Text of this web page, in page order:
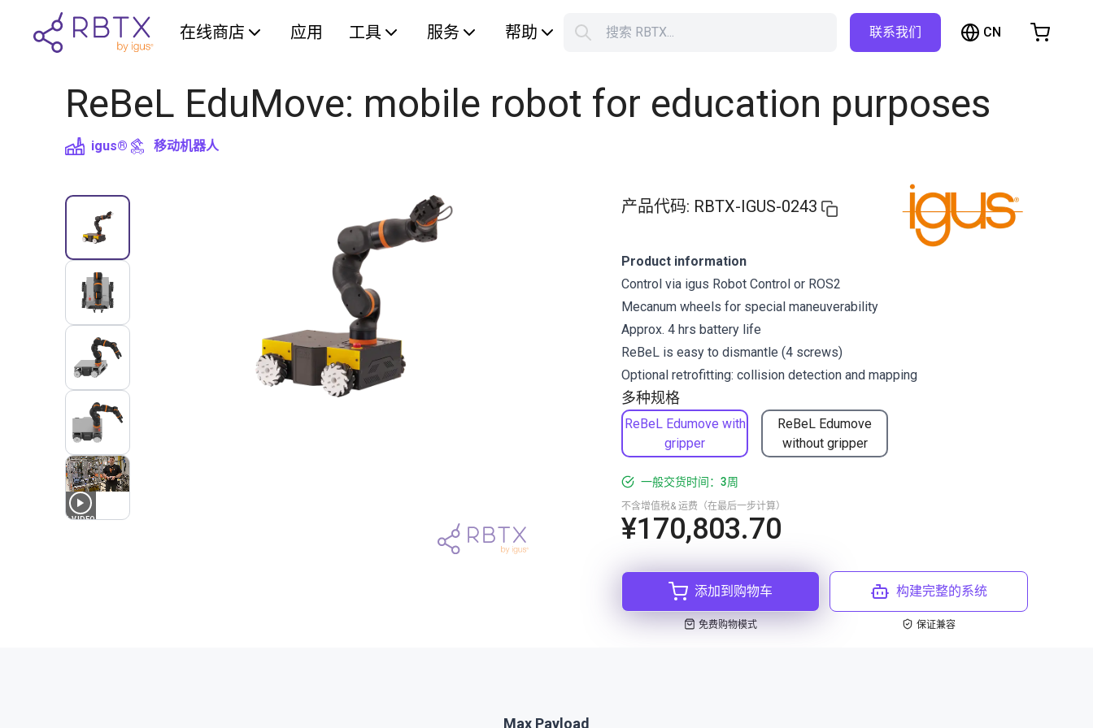
在线商店 应用 工具 服务 帮助 搜索 RBTX... 联系我们 CN
ReBeL EduMove: mobile robot for education purposes
igus® 移动机器人
1 VIDEO
产品代码: RBTX-IGUS-0243
多种规格
ReBeL Edumove with
gripper
ReBeL Edumove
without gripper
Product information
Control via igus Robot Control or ROS2
Mecanum wheels for special maneuverability
Approx. 4 hrs battery life
ReBeL is easy to dismantle (4 screws)
Optional retrofitting: collision detection and mapping
一般交货时间：3周
¥170,803.70
不含增值税& 运费（在最后一步计算）
添加到购物车
免费购物模式
构建完整的系统
保证兼容
Max Payload
浏览商店